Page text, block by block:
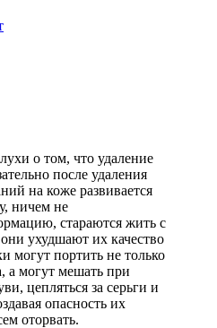
о том, что удаление
после удаления
на коже развивается
ничем не
стараются жить с
ухудшают их качество
могут портить не только
а могут мешать при
цепляться за серьги и
опасность их
оторвать.